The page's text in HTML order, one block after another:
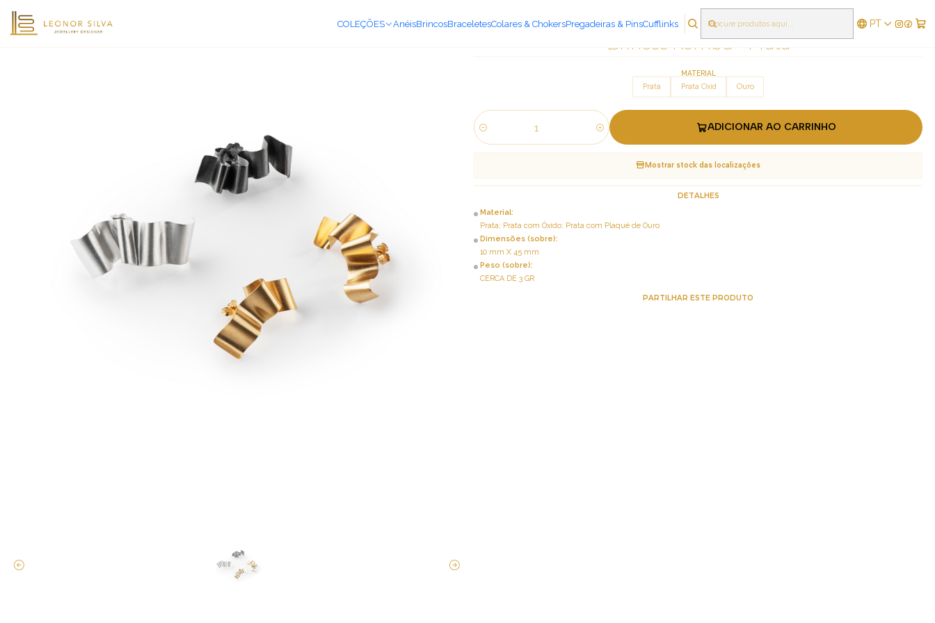
COLEÇÕES AnéisBrincosBraceletesColares & ChokersPregadeiras & PinsCufflinks PT
|
Brincos Kombu - Prata
MATERIAL
Prata Prata Oxid Ouro
Quantidade ADICIONAR AO CARRINHO
Mostrar stock das localizações
DETALHES
Material:
Prata; Prata com Óxido; Prata com Plaqué de Ouro
Dimensões (sobre):
10 mm X 45 mm
Peso (sobre):
CERCA DE 3 GR
PARTILHAR ESTE PRODUTO